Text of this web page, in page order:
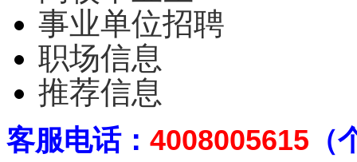
事业单位招聘
职场信息
推荐信息
客服电话： 4008005615